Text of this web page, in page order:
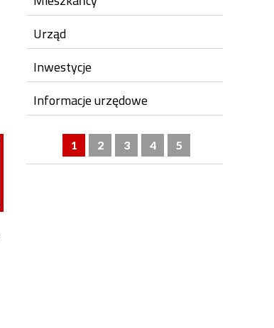
Urząd
Inwestycje
Informacje urzędowe
1 2 3 4 5